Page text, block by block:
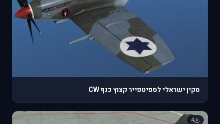
סקין ישראלי לספיטפייר קצוץ כנף CW
4